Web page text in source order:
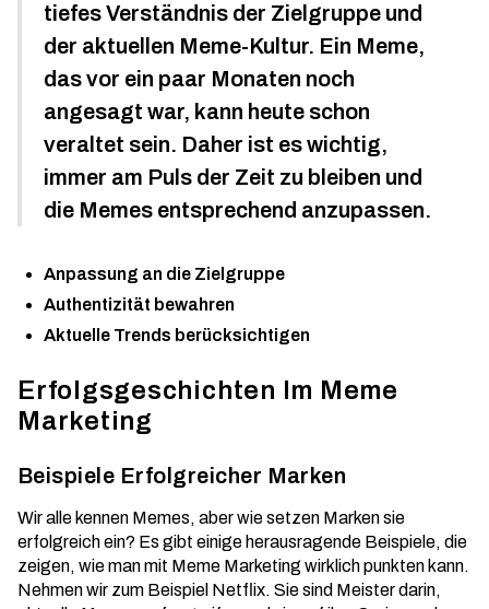
tiefes Verständnis der Zielgruppe und
der aktuellen Meme-Kultur. Ein Meme,
das vor ein paar Monaten noch
angesagt war, kann heute schon
veraltet sein. Daher ist es wichtig,
immer am Puls der Zeit zu bleiben und
die Memes entsprechend anzupassen.
Anpassung an die Zielgruppe
Authentizität bewahren
Aktuelle Trends berücksichtigen
Erfolgsgeschichten Im Meme
Marketing
Beispiele Erfolgreicher Marken
Wir alle kennen Memes, aber wie setzen Marken sie
erfolgreich ein? Es gibt einige herausragende Beispiele, die
zeigen, wie man mit Meme Marketing wirklich punkten kann.
Nehmen wir zum Beispiel Netflix. Sie sind Meister darin,